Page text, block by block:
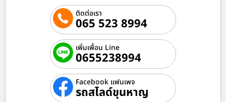
ติดต่อเรา
065 523 8994
เพิ่มเพื่อน Line
0655238994
Facebook แฟนเพจ
รถสไลด์ขุนหาญ